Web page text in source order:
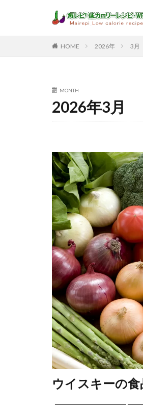
HOME 2026年 3月
MONTH
2026年3月
ウイスキーの
──────────────